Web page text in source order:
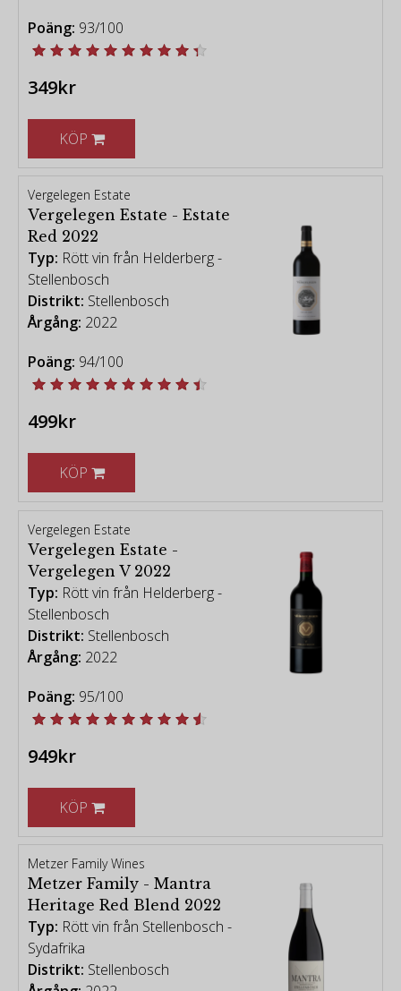
Poäng: 93/100
349kr
KÖP
Vergelegen Estate
Vergelegen Estate - Estate
Red 2022
Typ: Rött vin från Helderberg -
Stellenbosch
Distrikt: Stellenbosch
Årgång: 2022
Poäng: 94/100
499kr
KÖP
Vergelegen Estate
Vergelegen Estate -
Vergelegen V 2022
Typ: Rött vin från Helderberg -
Stellenbosch
Distrikt: Stellenbosch
Årgång: 2022
Poäng: 95/100
949kr
KÖP
Metzer Family Wines
Metzer Family - Mantra
Heritage Red Blend 2022
Typ: Rött vin från Stellenbosch -
Sydafrika
Distrikt: Stellenbosch